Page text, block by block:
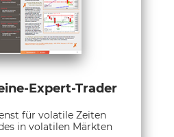
Expert-Trader
für volatile Zeiten
in volatilen Märkten